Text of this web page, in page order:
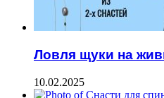
Ловля щуки на
10.02.2025